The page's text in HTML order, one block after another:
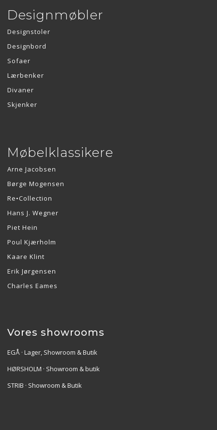
Designmøbler
Designstoler
Designbord
Sofaer
Lærbenker
Divaner
Skjenker
Møbelklassikere
Arne Jacobsen
Børge Mogensen
Re•Collection
Hans J. Wegner
Piet Hein
Poul Kjærholm
Kaare Klint
Erik Jørgensen
Charles Eames
Vores showrooms
EGÅ · Lager, Showroom & Butik
HØRSHOLM · Showroom & butik
STRIB · Showroom & Butik